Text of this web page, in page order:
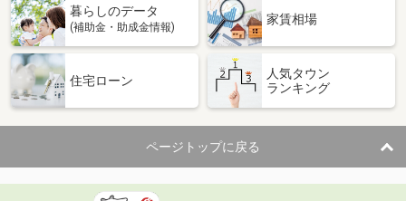
間取り
三重県名張市東田原
住 所
三重県名張市東田原
専有面積 53.08m²
間取り
3DK
三重県津市桜橋２丁目
暮らしのデータ
(補助金・助成金情報)
家賃相場
住宅ローン
人気タウン
ランキング
ページトップに戻る